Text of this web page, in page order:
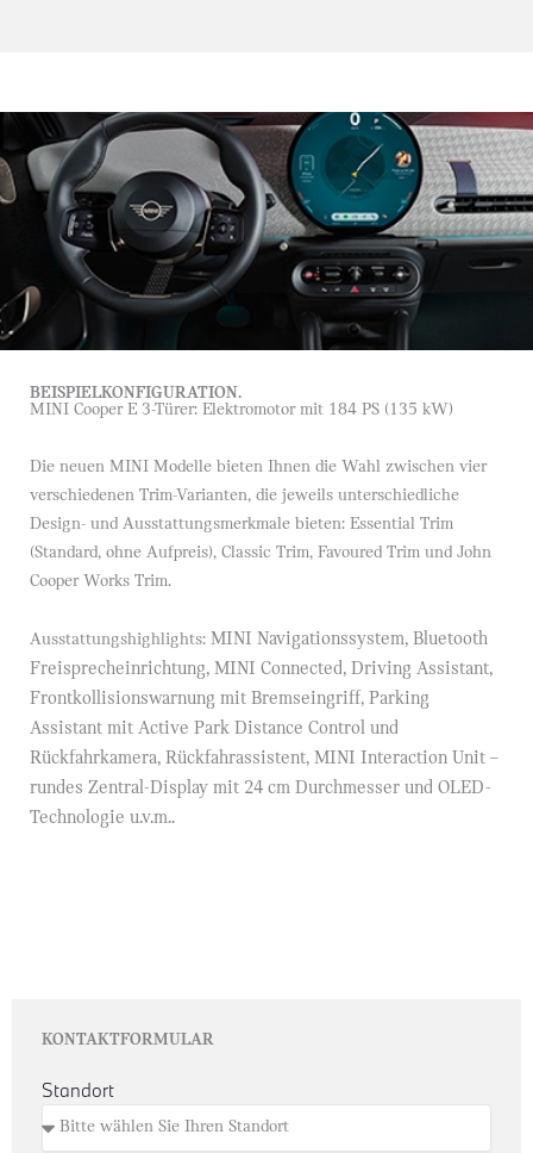
BEISPIELKONFIGURATION.
MINI Cooper E 3-Türer: Elektromotor mit 184 PS (135 kW)
Die neuen MINI Modelle bieten Ihnen die Wahl zwischen vier
verschiedenen Trim-Varianten, die jeweils unterschiedliche
Design- und Ausstattungsmerkmale bieten: Essential Trim
(Standard, ohne Aufpreis), Classic Trim, Favoured Trim und John
Cooper Works Trim.
Ausstattungshighlights: MINI Navigationssystem, Bluetooth
Freisprecheinrichtung, MINI Connected, Driving Assistant,
Frontkollisionswarnung mit Bremseingriff, Parking
Assistant mit Active Park Distance Control und
Rückfahrkamera, Rückfahrassistent, MINI Interaction Unit –
rundes Zentral-Display mit 24 cm Durchmesser und OLED-
Technologie u.v.m..
KONTAKTFORMULAR
Standort